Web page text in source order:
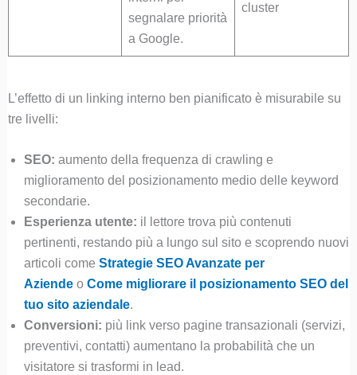
segnalare priorità
a Google.
cluster
L’effetto di un linking interno ben pianificato è misurabile su
tre livelli:
SEO: aumento della frequenza di crawling e
miglioramento del posizionamento medio delle keyword
secondarie.
Esperienza utente: il lettore trova più contenuti
pertinenti, restando più a lungo sul sito e scoprendo nuovi
articoli come Strategie SEO Avanzate per
Aziendeo Come migliorare il posizionamento SEO del
tuo sito aziendale.
Conversioni: più link verso pagine transazionali (servizi,
preventivi, contatti) aumentano la probabilità che un
visitatore si trasformi in lead.